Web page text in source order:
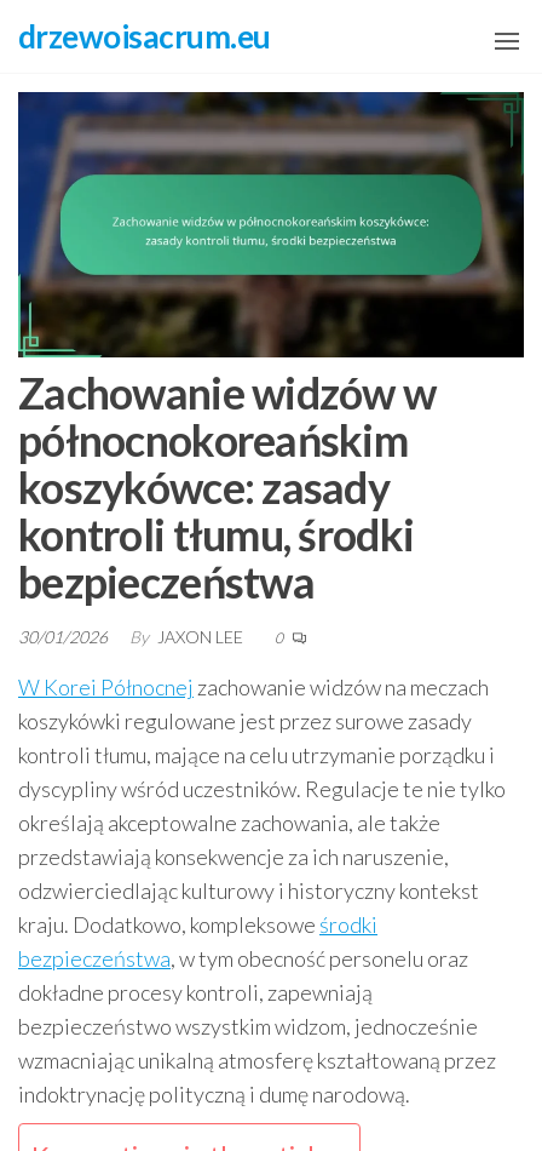
content
drzewoisacrum.eu
Zachowanie widzów w
północnokoreańskim
koszykówce: zasady
kontroli tłumu, środki
bezpieczeństwa
30/01/2026 By JAXON LEE 0
W Korei Północnej zachowanie widzów na meczach
koszykówki regulowane jest przez surowe zasady
kontroli tłumu, mające na celu utrzymanie porządku i
dyscypliny wśród uczestników. Regulacje te nie tylko
określają akceptowalne zachowania, ale także
przedstawiają konsekwencje za ich naruszenie,
odzwierciedlając kulturowy i historyczny kontekst
kraju. Dodatkowo, kompleksowe środki
bezpieczeństwa, w tym obecność personelu oraz
dokładne procesy kontroli, zapewniają
bezpieczeństwo wszystkim widzom, jednocześnie
wzmacniając unikalną atmosferę kształtowaną przez
indoktrynację polityczną i dumę narodową.